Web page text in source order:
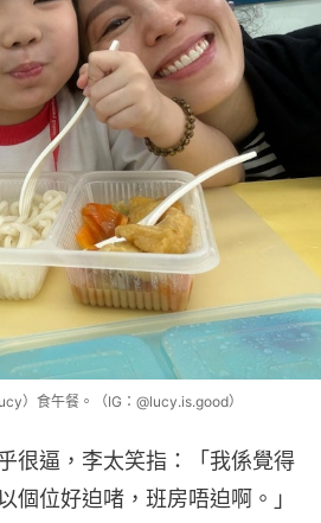
）食午餐。（IG：@lucy.is.good）
很逼，李太笑指：「我係覺得
個位好迫啫，班房唔迫啊。」